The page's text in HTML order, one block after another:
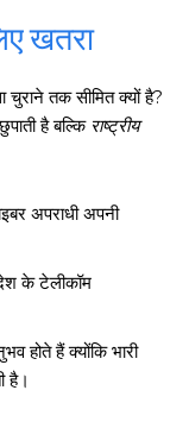
खतरा
तक सीमित क्यों है?
है बल्कि राष्ट्रीय
अपराधी अपनी
के टेलीकॉम
होते हैं क्योंकि भारी
है।